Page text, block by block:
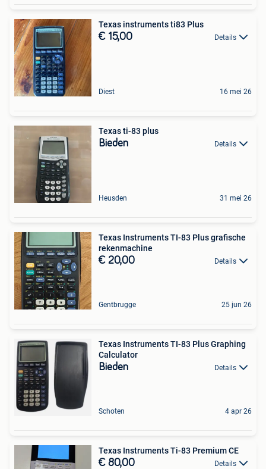
Texas instruments ti83 Plus
€ 15,00 Details
Diest 16 mei 26
Texas ti-83 plus
Bieden Details
Heusden 31 mei 26
Texas Instruments TI-83 Plus grafische
rekenmachine
€ 20,00 Details
Gentbrugge 25 jun 26
Texas Instruments TI-83 Plus Graphing
Calculator
Bieden Details
Schoten 4 apr 26
Texas Instruments Ti-83 Premium CE
€ 80,00 Details